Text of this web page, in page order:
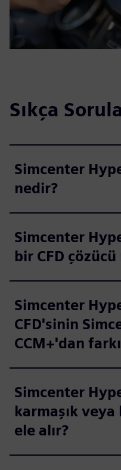
Sıkça
Simcenter
nedir?
Simcenter
bir CFD çözücü
Simcenter
CFD'sinin
CCM+'dan
Simcenter
karmaşık veya
ele alır?